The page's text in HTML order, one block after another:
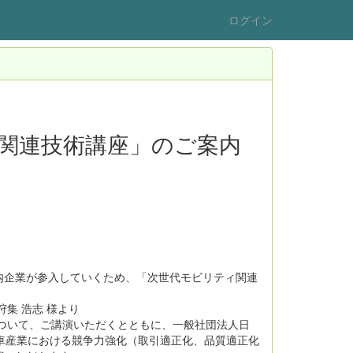
ログイン
連技術講座」のご案内
業が参入していくため、「次世代モビリティ関連
浩志 様より
て、ご講演いただくとともに、一般社団法人日
業における競争力強化（取引適正化、品質適正化